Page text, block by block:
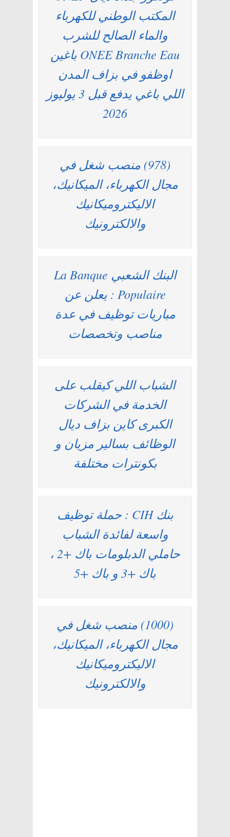
المكتب الوطني للكهرباء
والماء الصالح للشرب
ONEE Branche Eau باغين
اوظفو في بزاف المدن
اللي باغي يدفع قبل 3 يوليوز
2026
(978) منصب شغل في
مجال الكهرباء، الميكانيك،
الاليكتروميكانيك
والالكترونيك
البنك الشعبي La Banque
Populaire : يعلن عن
مباريات توظيف في عدة
مناصب وتخصصات
الشباب اللي كيقلب على
الخدمة في الشركات
الكبرى كاين بزاف ديال
الوظائف بسالير مزيان و
بكونترات مختلفة
بنك CIH : حملة توظيف
واسعة لفائدة الشباب
حاملي الدبلومات باك +2 ،
باك +3 و باك +5
(1000) منصب شغل في
مجال الكهرباء، الميكانيك،
الاليكتروميكانيك
والالكترونيك